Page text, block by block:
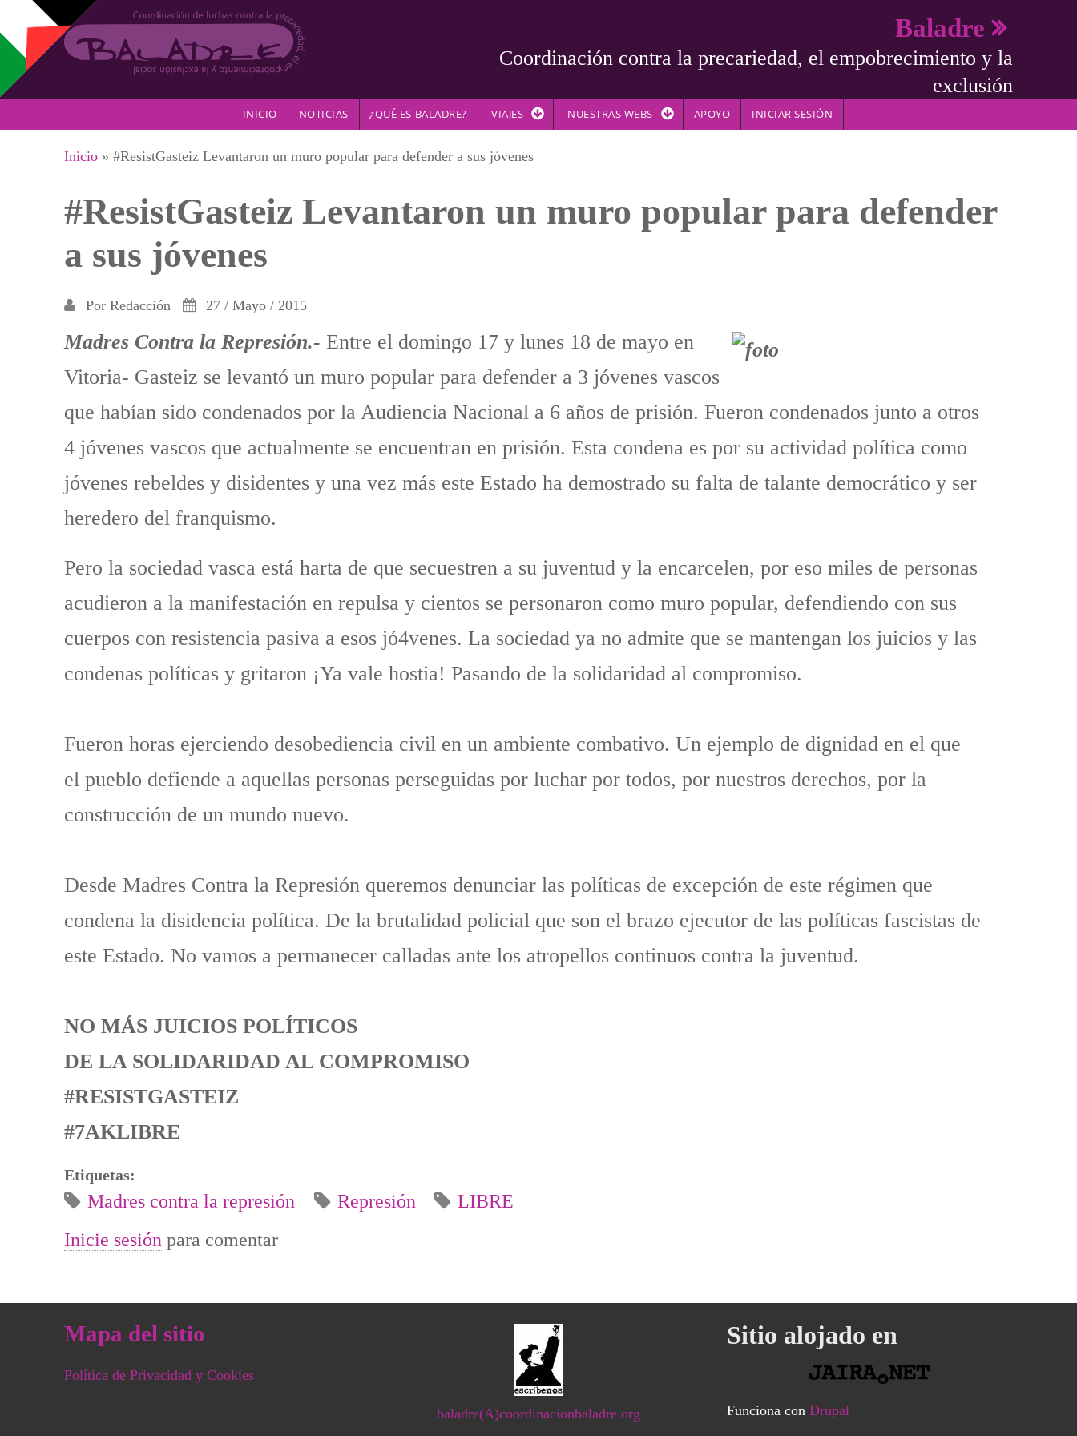
Pasar al contenido principal
Baladre
Coordinación contra la precariedad, el empobrecimiento y la
exclusión
INICIO NOTICIAS ¿QUÉ ES BALADRE? VIAJES NUESTRAS WEBS APOYO INICIAR SESIÓN
Se encuentra usted aquí
Inicio » #ResistGasteiz Levantaron un muro popular para defender a sus jóvenes
#ResistGasteiz Levantaron un muro popular para defender
a sus jóvenes
Por Redacción 27 / Mayo / 2015
Madres Contra la Represión.- Entre el domingo 17 y lunes 18 de mayo en
Vitoria- Gasteiz se levantó un muro popular para defender a 3 jóvenes vascos
que habían sido condenados por la Audiencia Nacional a 6 años de prisión. Fueron condenados junto a otros
4 jóvenes vascos que actualmente se encuentran en prisión. Esta condena es por su actividad política como
jóvenes rebeldes y disidentes y una vez más este Estado ha demostrado su falta de talante democrático y ser
heredero del franquismo.
Pero la sociedad vasca está harta de que secuestren a su juventud y la encarcelen, por eso miles de personas
acudieron a la manifestación en repulsa y cientos se personaron como muro popular, defendiendo con sus
cuerpos con resistencia pasiva a esos jó4venes. La sociedad ya no admite que se mantengan los juicios y las
condenas políticas y gritaron ¡Ya vale hostia! Pasando de la solidaridad al compromiso.
Fueron horas ejerciendo desobediencia civil en un ambiente combativo. Un ejemplo de dignidad en el que
el pueblo defiende a aquellas personas perseguidas por luchar por todos, por nuestros derechos, por la
construcción de un mundo nuevo.
Desde Madres Contra la Represión queremos denunciar las políticas de excepción de este régimen que
condena la disidencia política. De la brutalidad policial que son el brazo ejecutor de las políticas fascistas de
este Estado. No vamos a permanecer calladas ante los atropellos continuos contra la juventud.
NO MÁS JUICIOS POLÍTICOS
DE LA SOLIDARIDAD AL COMPROMISO
#RESISTGASTEIZ
#7AKLIBRE
Etiquetas:
Madres contra la represión Represión
LIBRE
Inicie sesión para comentar
Mapa del sitio
Política de Privacidad y Cookies
baladre(A)coordinacionbaladre.org
Sitio alojado en
Funciona con Drupal